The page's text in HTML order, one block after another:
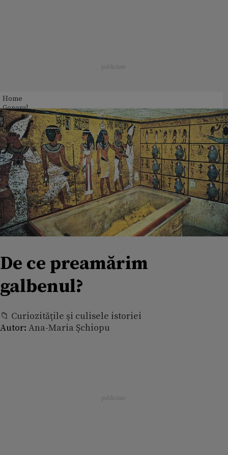
Home
General
De ce preamărim
galbenul?
📁 Curiozităţile şi culisele istoriei
Autor: Ana-Maria Şchiopu